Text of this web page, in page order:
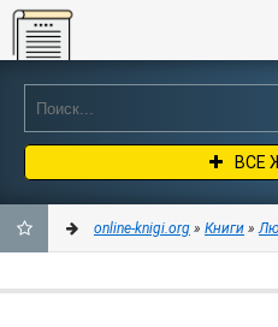
Online-knigi.org
ВСЕ
online-knigi.org » Книги »